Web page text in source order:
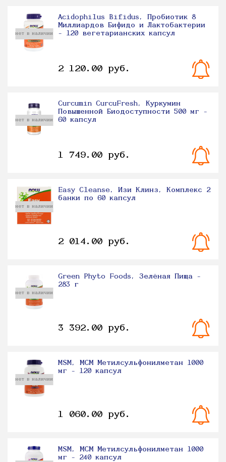
нет в наличии
Acidophilus Bifidus, Пробиотик 8
Миллиардов Бифидо и Лактобактерии
- 120 вегетарианских капсул
2 120.00 руб.
нет в наличии
Curcumin CurcuFresh, Куркумин
Повышенной Биодоступности 500 мг -
60 капсул
1 749.00 руб.
нет в наличии
Easy Cleanse, Изи Клинз, Комплекс 2
банки по 60 капсул
2 014.00 руб.
нет в наличии
Green Phyto Foods, Зелёная Пища -
283 г
3 392.00 руб.
нет в наличии
MSM, МСМ Метилсульфонилметан 1000
мг - 120 капсул
1 060.00 руб.
MSM, МСМ Метилсульфонилметан 1000
мг - 240 капсул